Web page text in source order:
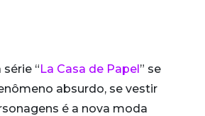
“La Casa de Papel” se
absurdo, se vestir
é a nova moda